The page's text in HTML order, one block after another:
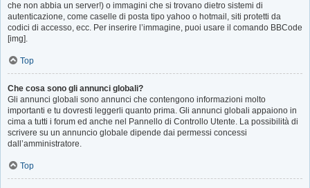
che non abbia un server!) o immagini che si trovano dietro sistemi di
autenticazione, come caselle di posta tipo yahoo o hotmail, siti protetti da
codici di accesso, ecc. Per inserire l’immagine, puoi usare il comando BBCode
[img].
Top
Che cosa sono gli annunci globali?
Gli annunci globali sono annunci che contengono informazioni molto
importanti e tu dovresti leggerli quanto prima. Gli annunci globali appaiono in
cima a tutti i forum ed anche nel Pannello di Controllo Utente. La possibilità di
scrivere su un annuncio globale dipende dai permessi concessi
dall’amministratore.
Top